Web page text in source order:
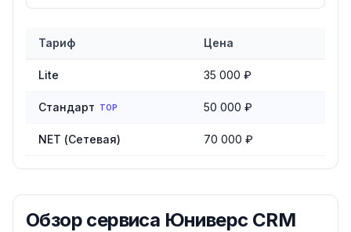
Тариф Цена
Lite 35 000 ₽
Стандарт TOP 50 000 ₽
NET (Сетевая) 70 000 ₽
Обзор сервиса Юниверс CRM